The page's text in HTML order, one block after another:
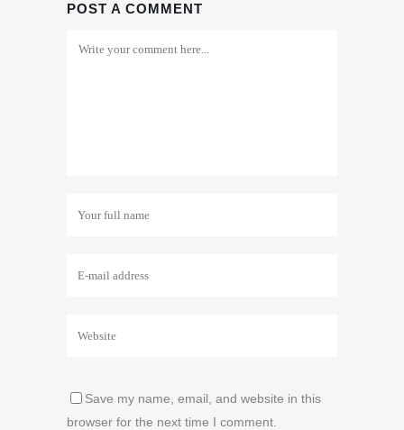
POST A COMMENT
Save my name, email, and website in this
browser for the next time I comment.